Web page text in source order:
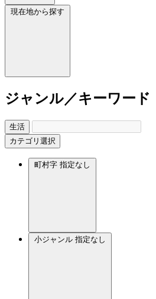
現在地から探す
ジャンル／キーワード
生活
カテゴリ選択
町村字 指定なし
小ジャンル 指定なし